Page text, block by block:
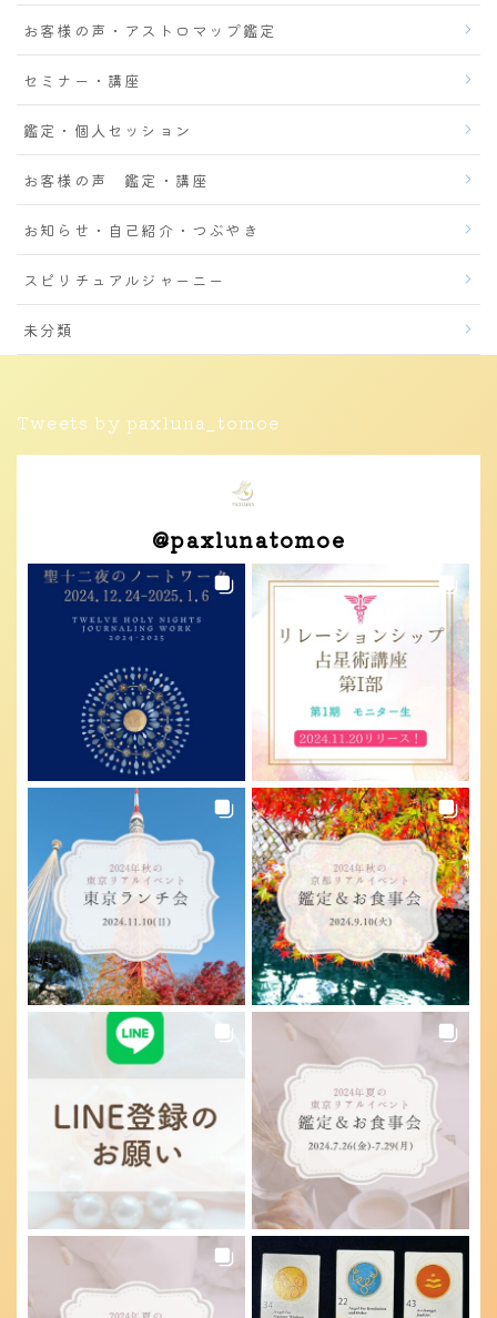
お客様の声・アストロマップ鑑定
セミナー・講座
鑑定・個人セッション
お客様の声 鑑定・講座
お知らせ・自己紹介・つぶやき
スピリチュアルジャーニー
未分類
Tweets by paxluna_tomoe
@paxlunatomoe